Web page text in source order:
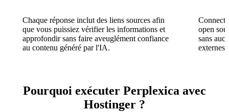
Chaque réponse inclut des liens sources afin
que vous puissiez vérifier les informations et
approfondir sans faire aveuglément confiance
au contenu généré par l'IA.
open
sans
externes.
Pourquoi exécuter Perplexica avec
Hostinger ?